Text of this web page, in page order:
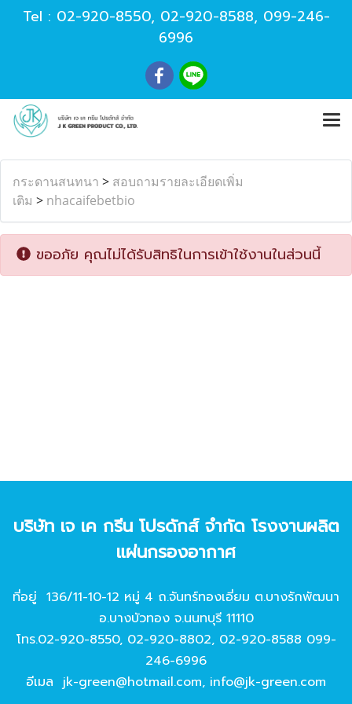
Tel : 02-920-8550, 02-920-8588, 099-246-
6996
กระดานสนทนา > สอบถามรายละเอียดเพิ่ม
เติม > nhacaifebetbio
ขออภัย คุณไม่ได้รับสิทธิในการเข้าใช้งานในส่วนนี้
บริษัท เจ เค กรีน โปรดักส์ จํากัด โรงงานผลิต
แผ่นกรองอากาศ
ที่อยู่ 136/11-10-12 หมู่ 4 ถ.จันทร์ทองเอี่ยม ต.บางรักพัฒนา
อ.บางบัวทอง จ.นนทบุรี 11110
โทร.02-920-8550, 02-920-8802, 02-920-8588 099-
246-6996
อีเมล jk-green@hotmail.com, info@jk-green.com